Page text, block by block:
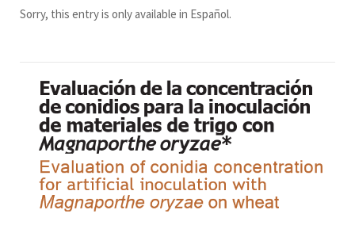
Sorry, this entry is only available in Español.